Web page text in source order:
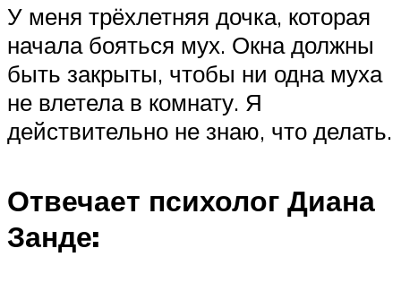
У меня трёхлетняя дочка, которая
начала бояться мух. Окна должны
быть закрыты, чтобы ни одна муха
не влетела в комнату. Я
действительно не знаю, что делать.
Отвечает психолог Диана
Занде: